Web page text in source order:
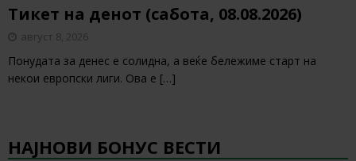
Тикет на денот (сабота, 08.08.2026)
август 8, 2026
Понудата за денес е солидна, а веќе бележиме старт на
некои европски лиги. Ова е […]
НАЈНОВИ БОНУС ВЕСТИ